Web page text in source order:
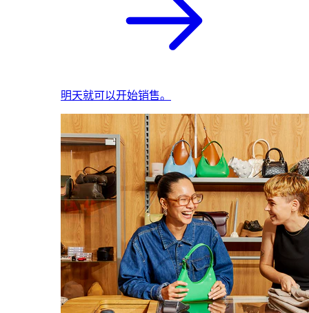
明天就可以开始销售。